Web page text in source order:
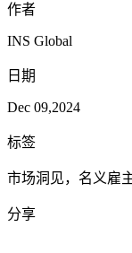
作者
INS Global
日期
Dec 09,2024
标签
市场洞见，名义雇
分享